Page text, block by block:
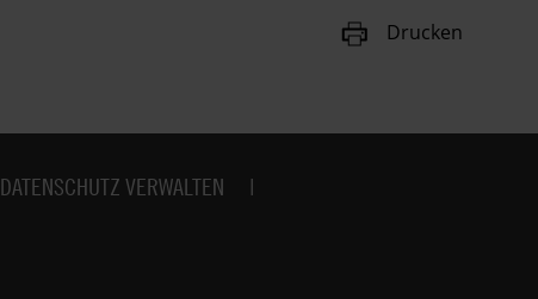
Drucken
DATENSCHUTZ VERWALTEN